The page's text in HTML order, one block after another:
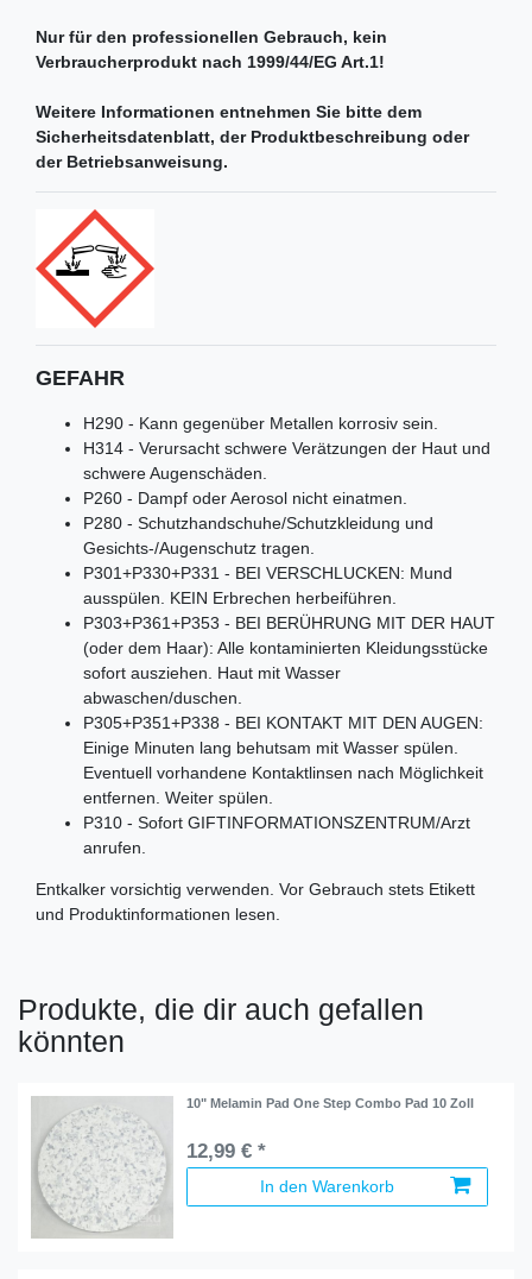
Nur für den professionellen Gebrauch, kein
Verbraucherprodukt nach 1999/44/EG Art.1!
Weitere Informationen entnehmen Sie bitte dem
Sicherheitsdatenblatt, der Produktbeschreibung oder
der Betriebsanweisung.
GEFAHR
H290 - Kann gegenüber Metallen korrosiv sein.
H314 - Verursacht schwere Verätzungen der Haut und
schwere Augenschäden.
P260 - Dampf oder Aerosol nicht einatmen.
P280 - Schutzhandschuhe/Schutzkleidung und
Gesichts-/Augenschutz tragen.
P301+P330+P331 - BEI VERSCHLUCKEN: Mund
ausspülen. KEIN Erbrechen herbeiführen.
P303+P361+P353 - BEI BERÜHRUNG MIT DER HAUT
(oder dem Haar): Alle kontaminierten Kleidungsstücke
sofort ausziehen. Haut mit Wasser
abwaschen/duschen.
P305+P351+P338 - BEI KONTAKT MIT DEN AUGEN:
Einige Minuten lang behutsam mit Wasser spülen.
Eventuell vorhandene Kontaktlinsen nach Möglichkeit
entfernen. Weiter spülen.
P310 - Sofort GIFTINFORMATIONSZENTRUM/Arzt
anrufen.
Entkalker vorsichtig verwenden. Vor Gebrauch stets Etikett
und Produktinformationen lesen.
Produkte, die dir auch gefallen
könnten
10" Melamin Pad One Step Combo Pad 10 Zoll
12,99 € *
In den Warenkorb